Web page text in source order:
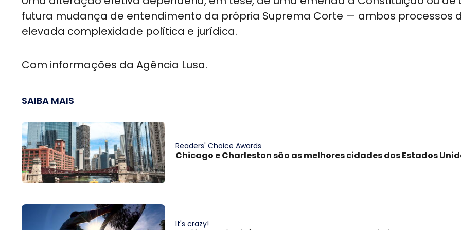
futura mudança de entendimento da própria Suprema Corte — ambos processos
elevada complexidade política e jurídica.
Com informações da Agência Lusa.
SAIBA MAIS
Readers' Choice Awards
Chicago e Charleston são as melhores cidades dos Estados
It's crazy!